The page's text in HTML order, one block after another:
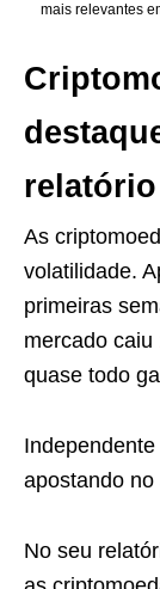
mais relevantes
As
volatilidade.
primeiras
mercado caiu
quase todo
apostando no
No seu